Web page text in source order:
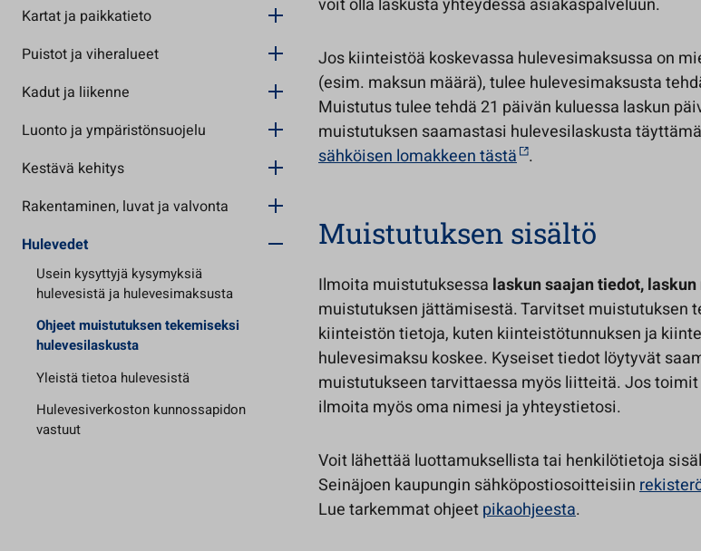
Kartat ja paikkatieto
Puistot ja viheralueet
Kadut ja liikenne
Luonto ja ympäristönsuojelu
Kestävä kehitys
Rakentaminen, luvat ja valvonta
Hulevedet
Usein kysyttyjä kysymyksiä
hulevesistä ja hulevesimaksusta
Ohjeet muistutuksen tekemiseksi
hulevesilaskusta
Yleistä tietoa hulevesistä
Hulevesiverkoston kunnossapidon
vastuut
voit olla laskusta yhteydessä asiakaspalveluun.
Jos kiinteistöä koskevassa hulevesimaksussa on
(esim. maksun määrä), tulee hulevesimaksusta
Muistutus tulee tehdä 21 päivän kuluessa laskun
muistutuksen saamastasi hulevesilaskusta
sähköisen lomakkeen tästä .
Muistutuksen sisältö
Ilmoita muistutuksessa laskun saajan tiedot,
muistutuksen jättämisestä. Tarvitset muistutuksen
kiinteistön tietoja, kuten kiinteistötunnuksen ja
hulevesimaksu koskee. Kyseiset tiedot löytyvät
muistutukseen tarvittaessa myös liitteitä. Jos toimit
ilmoita myös oma nimesi ja yhteystietosi.
Voit lähettää luottamuksellista tai henkilötietoja
Seinäjoen kaupungin sähköpostiosoitteisiin
Lue tarkemmat ohjeetpikaohjeesta.